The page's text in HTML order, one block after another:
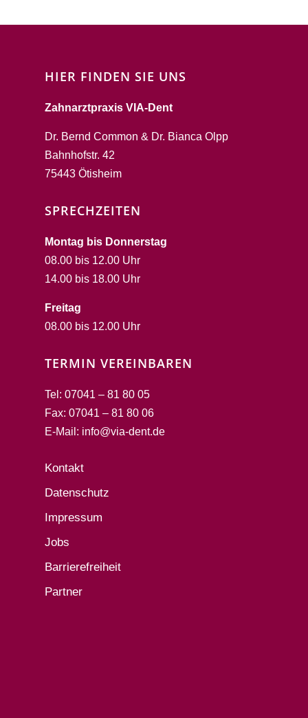
HIER FINDEN SIE UNS
Zahnarztpraxis VIA-Dent
Dr. Bernd Common & Dr. Bianca Olpp
Bahnhofstr. 42
75443 Ötisheim
SPRECHZEITEN
Montag bis Donnerstag
08.00 bis 12.00 Uhr
14.00 bis 18.00 Uhr
Freitag
08.00 bis 12.00 Uhr
TERMIN VEREINBAREN
Tel: 07041 – 81 80 05
Fax: 07041 – 81 80 06
E-Mail: info@via-dent.de
Kontakt
Datenschutz
Impressum
Jobs
Barrierefreiheit
Partner